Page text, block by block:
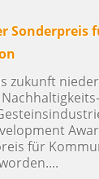
zukunft
in das
der
Die